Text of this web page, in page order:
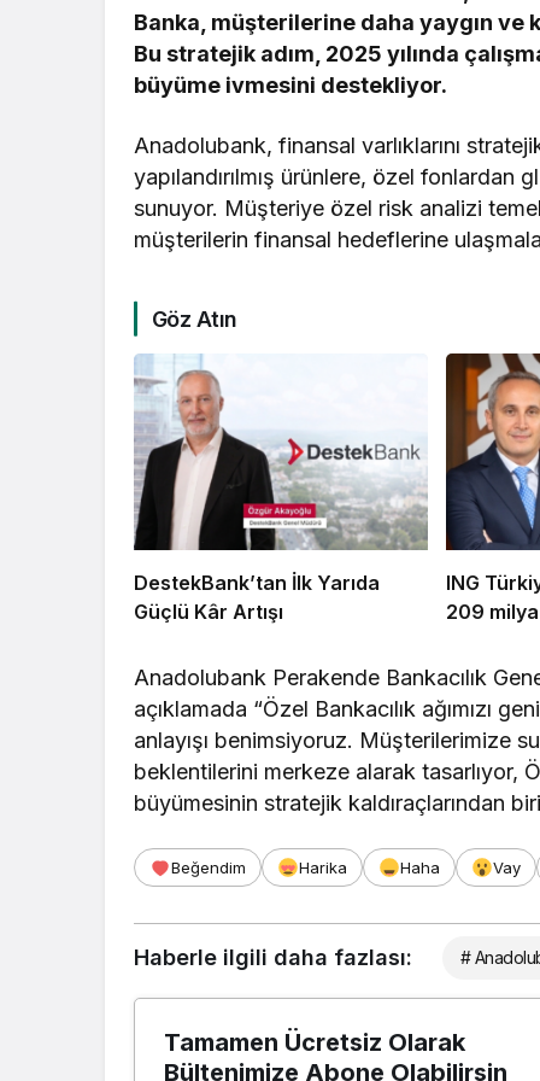
Banka, müşterilerine daha yaygın ve
Bu stratejik adım, 2025 yılında
büyüme ivmesini destekliyor.
Anadolubank, finansal varlıklarını
yapılandırılmış ürünlere, özel fonlardan
sunuyor. Müşteriye özel risk analizi
müşterilerin finansal hedeflerine
Göz Atın
DestekBank’tan İlk Yarıda
Güçlü Kâr Artışı
ING
209
Anadolubank Perakende Bankacılık
açıklamada “Özel Bankacılık ağımızı
anlayışı benimsiyoruz. Müşterilerimize
beklentilerini merkeze alarak tasarlıyor,
büyümesinin stratejik kaldıraçlarından
Beğendim Harika Haha Vay
Haberle ilgili daha fazlası: #
Tamamen Ücretsiz Olarak
Bültenimize Abone Olabilirsin